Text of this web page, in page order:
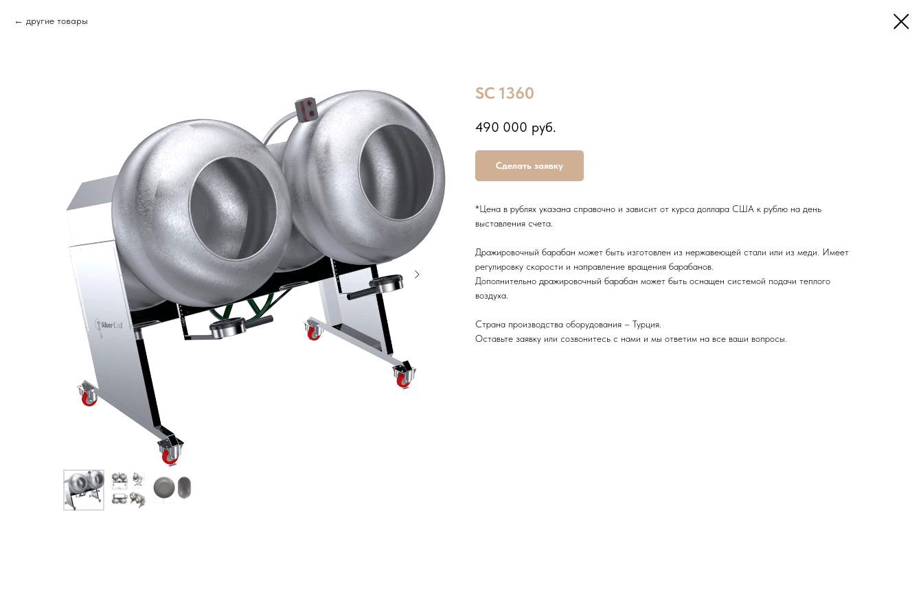
другие товары
SC 1360
490 000 руб.
Сделать заявку
*Цена в рублях указана справочно и зависит от курса доллара США к рублю на день
выставления счета.
Дражировочный барабан может быть изготовлен из нержавеющей стали или из меди. Имеет
регулировку скорости и направление вращения барабанов.
Дополнительно дражировочный барабан может быть оснащен системой подачи теплого
воздуха.
Страна производства оборудования – Турция.
Оставьте заявку или созвонитесь с нами и мы ответим на все ваши вопросы.